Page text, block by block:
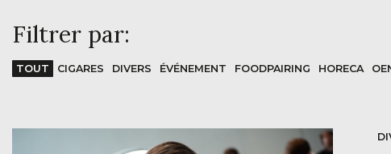
Filtrer par:
TOUT CIGARES DIVERS ÉVÉNEMENT FOODPAIRING HORECA